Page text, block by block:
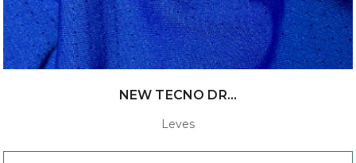
NEW TECNO DR...
Leves